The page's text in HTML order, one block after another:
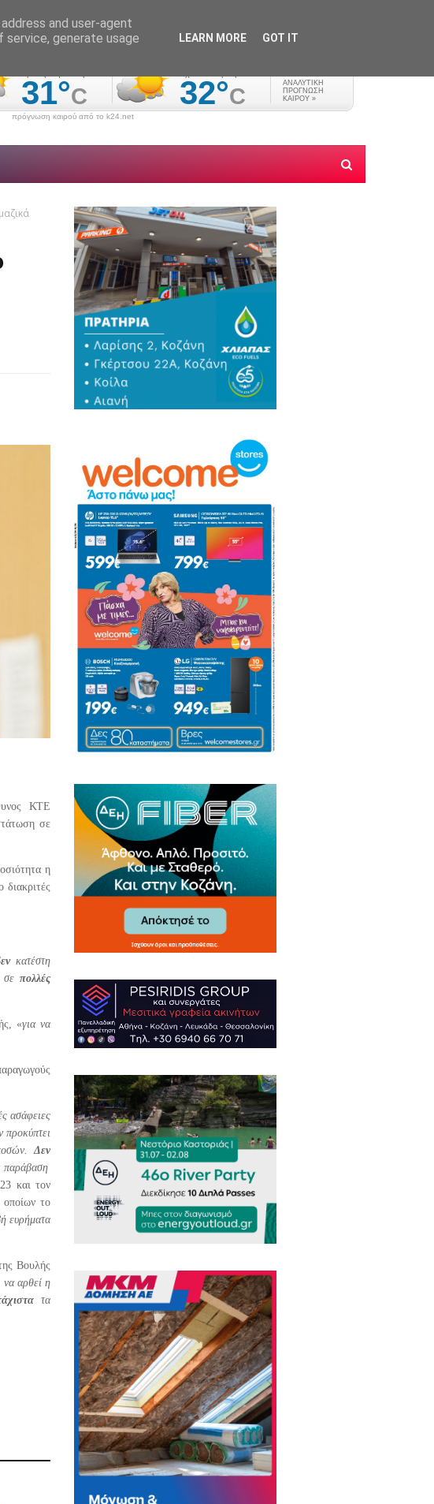
πρόγνωση καιρού από το k24.net
ΚΤΕ
σε
η
κατέστη
σεπολλές
«για να
ασάφειες
προκύπτει
Δεν
και τον
το
ευρήματα
Βουλής
να αρθεί η
τα
and user-agent
generate usage
LEARN MORE GOT IT